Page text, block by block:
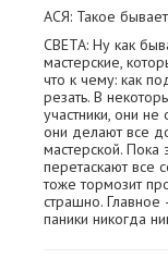
АСЯ: Такое
СВЕТА: Ну как
мастерские,
что к чему: как
резать. В
участники, они
они делают все
мастерской. Пока
перетаскают все
тоже тормозит
страшно. Главное
паники никогда